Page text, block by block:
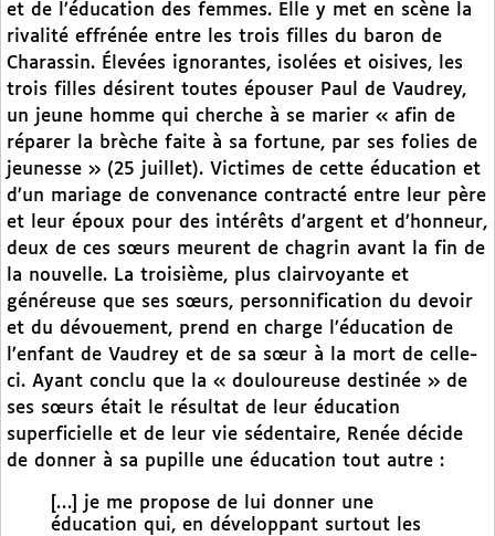
et de l’éducation des femmes. Elle y met en scène la
rivalité effrénée entre les trois filles du baron de
Charassin. Élevées ignorantes, isolées et oisives, les
trois filles désirent toutes épouser Paul de Vaudrey,
un jeune homme qui cherche à se marier « afin de
réparer la brèche faite à sa fortune, par ses folies de
jeunesse » (25 juillet). Victimes de cette éducation et
d’un mariage de convenance contracté entre leur père
et leur époux pour des intérêts d’argent et d’honneur,
deux de ces sœurs meurent de chagrin avant la fin de
la nouvelle. La troisième, plus clairvoyante et
généreuse que ses sœurs, personnification du devoir
et du dévouement, prend en charge l’éducation de
l’enfant de Vaudrey et de sa sœur à la mort de celle-
ci. Ayant conclu que la « douloureuse destinée » de
ses sœurs était le résultat de leur éducation
superficielle et de leur vie sédentaire, Renée décide
de donner à sa pupille une éducation tout autre :
[…] je me propose de lui donner une
éducation qui, en développant surtout les